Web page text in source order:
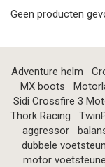
Geen producten
Adventure helm
MX boots
Sidi Crossfire 3
Thork Racing
aggressor
dubbele
motor